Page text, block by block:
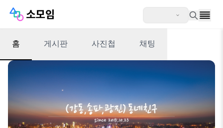
홈 게시판 사진첩 채팅